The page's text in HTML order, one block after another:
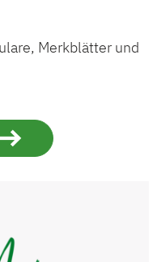
Merkblätter und